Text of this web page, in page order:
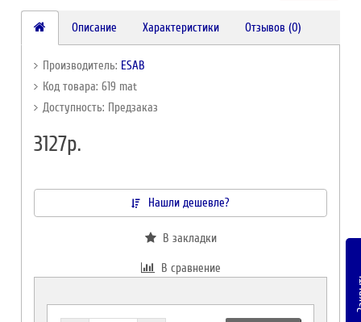
Описание Характеристики Отзывов (0)
Производитель: ESAB
Код товара: 619 mat
Доступность: Предзаказ
3127р.
Нашли дешевле?
В закладки
В сравнение